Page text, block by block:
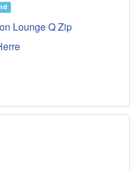
Lounge Q Zip